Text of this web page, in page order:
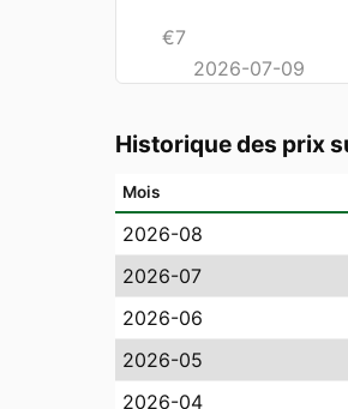
€7
2026-07-09
Historique des prix
Mois
2026-08
2026-07
2026-06
2026-05
2026-04